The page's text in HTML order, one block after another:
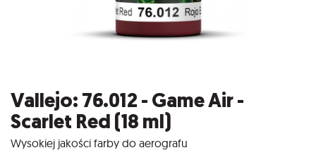
Vallejo: 76.012 - Game Air -
Scarlet Red (18 ml)
Wysokiej jakości farby do aerografu